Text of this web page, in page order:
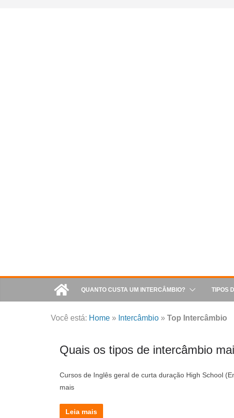
QUANTO CUSTA UM INTERCÂMBIO? TIPOS
Você está: Home » Intercâmbio » Top Intercâmbio
Quais os tipos de intercâmbio
Cursos de Inglês geral de curta duração High School
mais
Leia mais